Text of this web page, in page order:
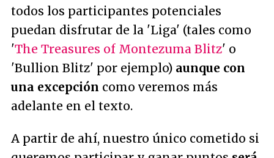
todos los participantes potenciales
puedan disfrutar de la 'Liga' (tales como
'The Treasures of Montezuma Blitz' o
'Bullion Blitz' por ejemplo) aunque con
una excepción como veremos más
adelante en el texto.
A partir de ahí, nuestro único cometido si